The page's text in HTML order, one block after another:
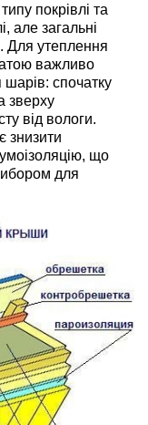
покрівлі та
але загальні
Для утеплення
важливо
спочатку
зверху
від вологи.
знизити
що
для